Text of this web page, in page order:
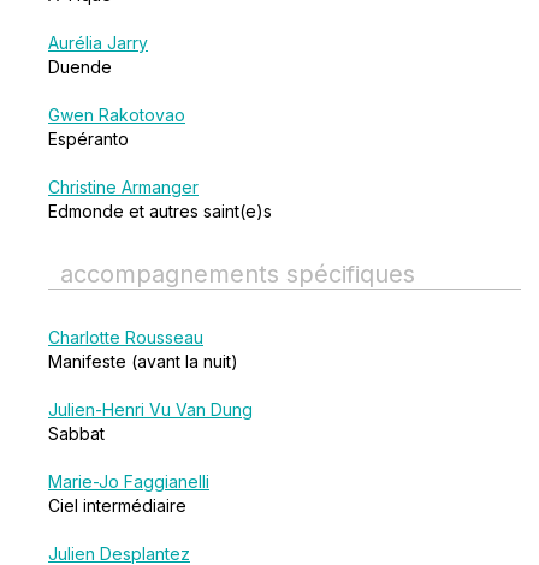
Aurélia Jarry
Duende
Gwen Rakotovao
Espéranto
Christine Armanger
Edmonde et autres saint(e)s
accompagnements spécifiques
Charlotte Rousseau
Manifeste (avant la nuit)
Julien-Henri Vu Van Dung
Sabbat
Marie-Jo Faggianelli
Ciel intermédiaire
Julien Desplantez